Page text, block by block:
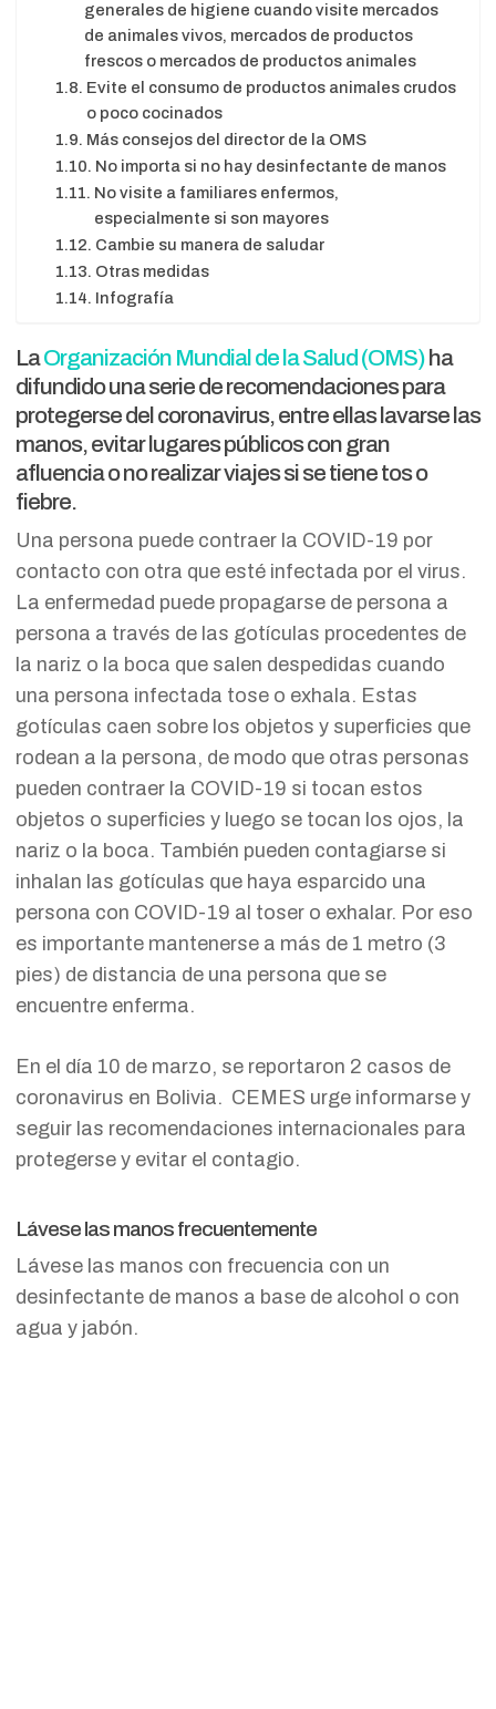
generales de higiene cuando visite mercados
de animales vivos, mercados de productos
frescos o mercados de productos animales
Evite el consumo de productos animales crudos
o poco cocinados
Más consejos del director de la OMS
No importa si no hay desinfectante de manos
No visite a familiares enfermos,
especialmente si son mayores
Cambie su manera de saludar
Otras medidas
Infografía
LaOrganización Mundial de la Salud (OMS)ha
difundido una serie de recomendaciones para
protegerse del coronavirus, entre ellas lavarse las
manos, evitar lugares públicos con gran
afluencia o no realizar viajes si se tiene tos o
fiebre.
Una persona puede contraer la COVID-19 por
contacto con otra que esté infectada por el virus.
La enfermedad puede propagarse de persona a
persona a través de las gotículas procedentes de
la nariz o la boca que salen despedidas cuando
una persona infectada tose o exhala. Estas
gotículas caen sobre los objetos y superficies que
rodean a la persona, de modo que otras personas
pueden contraer la COVID-19 si tocan estos
objetos o superficies y luego se tocan los ojos, la
nariz o la boca. También pueden contagiarse si
inhalan las gotículas que haya esparcido una
persona con COVID-19 al toser o exhalar. Por eso
es importante mantenerse a más de 1 metro (3
pies) de distancia de una persona que se
encuentre enferma.
En el día 10 de marzo, se reportaron 2 casos de
coronavirus en Bolivia. CEMES urge informarse y
seguir las recomendaciones internacionales para
protegerse y evitar el contagio.
Lávese las manos frecuentemente
Lávese las manos con frecuencia con un
desinfectante de manos a base de alcohol o con
agua y jabón.